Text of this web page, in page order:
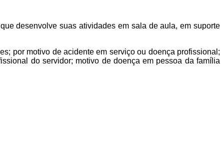
desenvolve suas atividades em sala de aula, em suporte
por motivo de acidente em serviço ou doença profissional;
do servidor; motivo de doença em pessoa da família